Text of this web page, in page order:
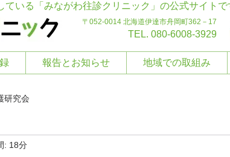
いる「みながわ往診クリニック」の公式サイトで
〒052-0014 北海道伊達市舟岡町362－17
TEL. 080-6008-3929
報告とお知らせ 地域での取組み
研究会
: 18分